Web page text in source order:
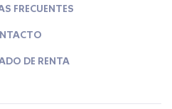
FRECUENTES
DE RENTA